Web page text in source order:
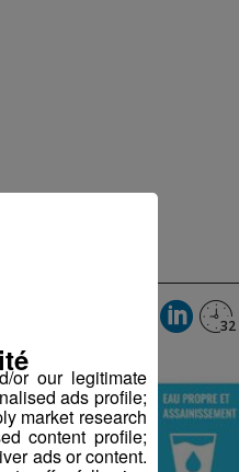
or our legitimate
ads profile;
market research
content profile;
ads or content.